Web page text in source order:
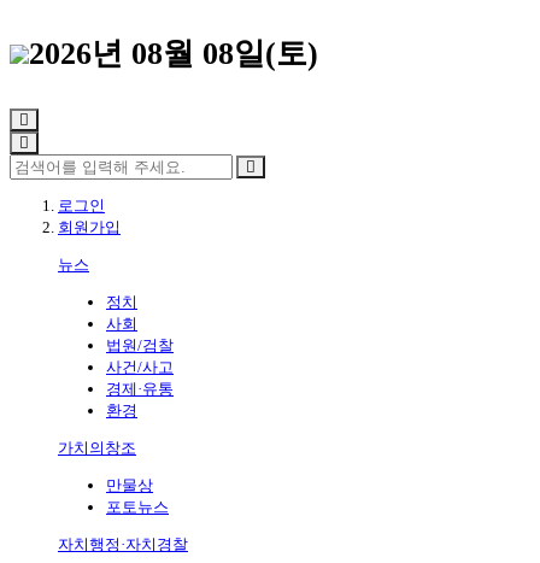
2026년 08월 08일(토)
로그인
회원가입
뉴스
정치
사회
법원/검찰
사건/사고
경제·유통
환경
가치의창조
만물상
포토뉴스
자치행정·자치경찰